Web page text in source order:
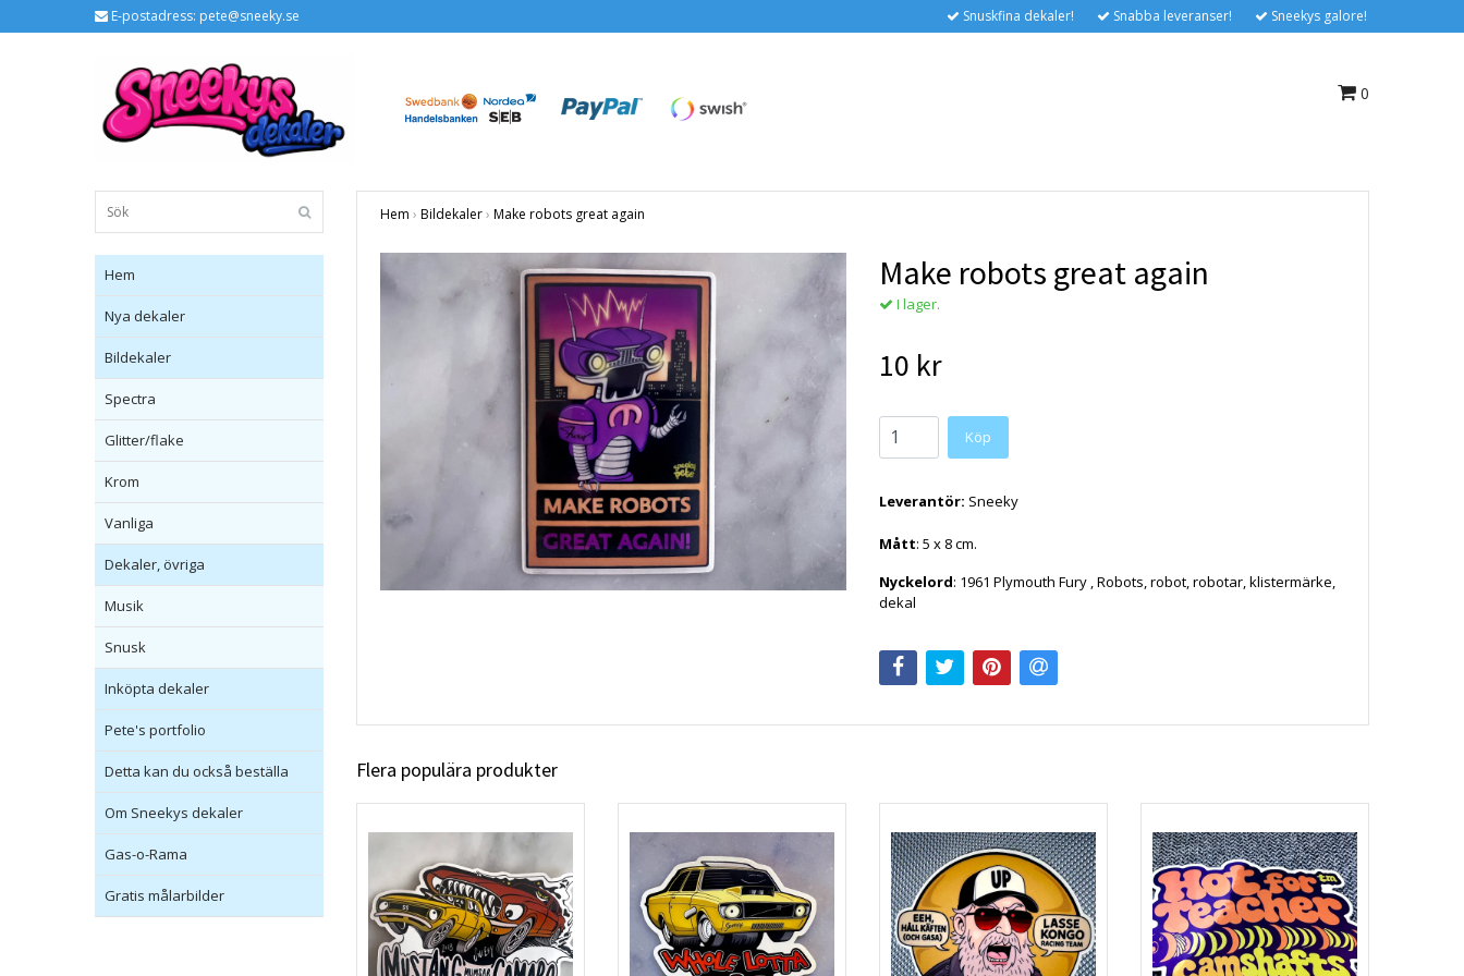
E-postadress: pete@sneeky.se Snuskfina dekaler! Snabba leveranser! Sneekys galore!
0
Hem
Nya dekaler
Bildekaler
Spectra
Glitter/flake
Krom
Vanliga
Dekaler, övriga
Musik
Snusk
Inköpta dekaler
Pete's portfolio
Detta kan du också beställa
Om Sneekys dekaler
Gas-o-Rama
Gratis målarbilder
Hem › Bildekaler› Make robots great again
Make robots great again
I lager.
10 kr
Köp
Leverantör: Sneeky
Mått: 5 x 8 cm.
Nyckelord: 1961 Plymouth Fury , Robots, robot, robotar, klistermärke,
dekal
Flera populära produkter